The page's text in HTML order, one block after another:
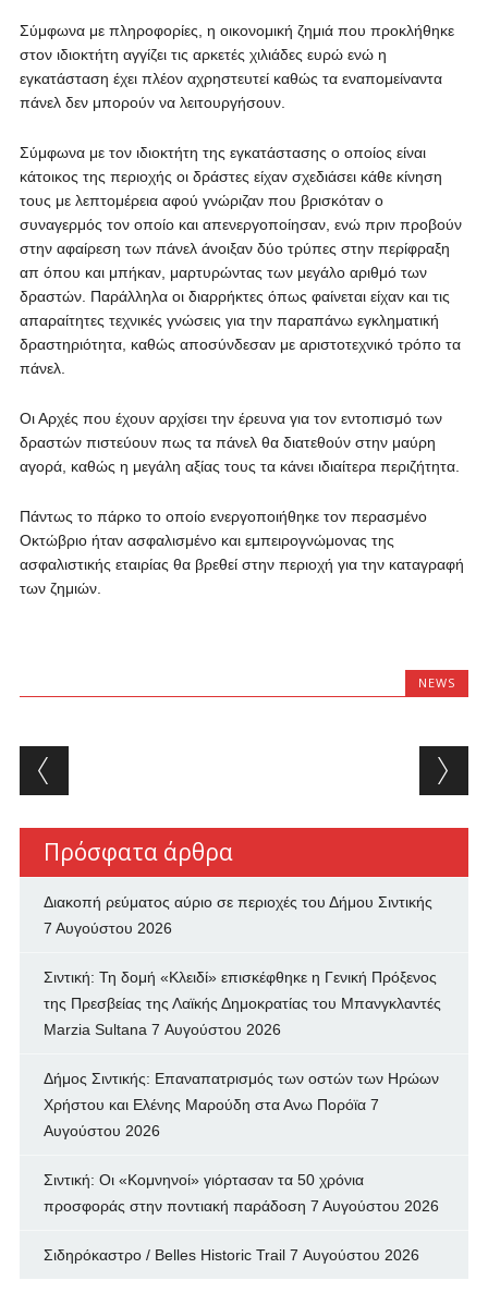
Σύμφωνα με πληροφορίες, η οικονομική ζημιά που προκλήθηκε
στον ιδιοκτήτη αγγίζει τις αρκετές χιλιάδες ευρώ ενώ η
εγκατάσταση έχει πλέον αχρηστευτεί καθώς τα εναπομείναντα
πάνελ δεν μπορούν να λειτουργήσουν.
Σύμφωνα με τον ιδιοκτήτη της εγκατάστασης ο οποίος είναι
κάτοικος της περιοχής οι δράστες είχαν σχεδιάσει κάθε κίνηση
τους με λεπτομέρεια αφού γνώριζαν που βρισκόταν ο
συναγερμός τον οποίο και απενεργοποίησαν, ενώ πριν προβούν
στην αφαίρεση των πάνελ άνοιξαν δύο τρύπες στην περίφραξη
απ όπου και μπήκαν, μαρτυρώντας των μεγάλο αριθμό των
δραστών. Παράλληλα οι διαρρήκτες όπως φαίνεται είχαν και τις
απαραίτητες τεχνικές γνώσεις για την παραπάνω εγκληματική
δραστηριότητα, καθώς αποσύνδεσαν με αριστοτεχνικό τρόπο τα
πάνελ.
Οι Αρχές που έχουν αρχίσει την έρευνα για τον εντοπισμό των
δραστών πιστεύουν πως τα πάνελ θα διατεθούν στην μαύρη
αγορά, καθώς η μεγάλη αξίας τους τα κάνει ιδιαίτερα περιζήτητα.
Πάντως το πάρκο το οποίο ενεργοποιήθηκε τον περασμένο
Οκτώβριο ήταν ασφαλισμένο και εμπειρογνώμονας της
ασφαλιστικής εταιρίας θα βρεθεί στην περιοχή για την καταγραφή
των ζημιών.
NEWS
Post navigation
Πρόσφατα άρθρα
Διακοπή ρεύματος αύριο σε περιοχές του Δήμου Σιντικής
7 Αυγούστου 2026
Σιντική: Τη δομή «Κλειδί» επισκέφθηκε η Γενική Πρόξενος
της Πρεσβείας της Λαϊκής Δημοκρατίας του Μπανγκλαντές
Marzia Sultana 7 Αυγούστου 2026
Δήμος Σιντικής: Επαναπατρισμός των oστών των Ηρώων
Χρήστου και Ελένης Μαρούδη στα Ανω Πορόϊα 7
Αυγούστου 2026
Σιντική: Οι «Κομνηνοί» γιόρτασαν τα 50 χρόνια
προσφοράς στην ποντιακή παράδοση 7 Αυγούστου 2026
Σιδηρόκαστρο / Belles Historic Trail 7 Αυγούστου 2026